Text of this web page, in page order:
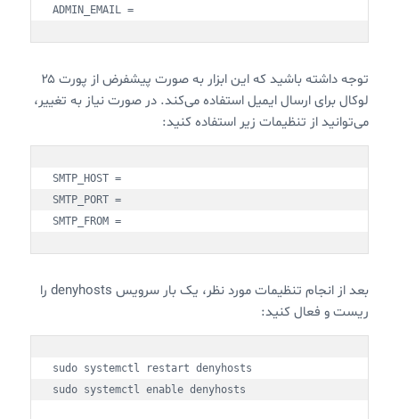
ADMIN_EMAIL =
توجه داشته باشید که این ابزار به صورت پیشفرض از پورت ۲۵
لوکال برای ارسال ایمیل استفاده می‌کند. در صورت نیاز به تغییر،
می‌توانید از تنظیمات زیر استفاده کنید:
SMTP_HOST =
SMTP_PORT =
SMTP_FROM =
بعد از انجام تنظیمات مورد نظر، یک بار سرویس denyhosts را
ریست و فعال کنید:
sudo systemctl restart denyhosts
sudo systemctl enable denyhosts